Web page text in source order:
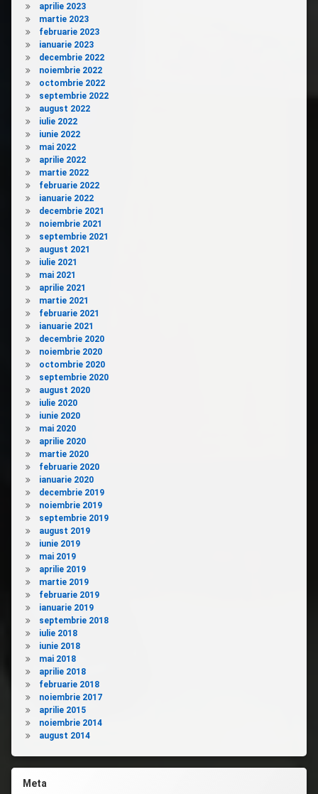
aprilie 2023
martie 2023
februarie 2023
ianuarie 2023
decembrie 2022
noiembrie 2022
octombrie 2022
septembrie 2022
august 2022
iulie 2022
iunie 2022
mai 2022
aprilie 2022
martie 2022
februarie 2022
ianuarie 2022
decembrie 2021
noiembrie 2021
septembrie 2021
august 2021
iulie 2021
mai 2021
aprilie 2021
martie 2021
februarie 2021
ianuarie 2021
decembrie 2020
noiembrie 2020
octombrie 2020
septembrie 2020
august 2020
iulie 2020
iunie 2020
mai 2020
aprilie 2020
martie 2020
februarie 2020
ianuarie 2020
decembrie 2019
noiembrie 2019
septembrie 2019
august 2019
iunie 2019
mai 2019
aprilie 2019
martie 2019
februarie 2019
ianuarie 2019
septembrie 2018
iulie 2018
iunie 2018
mai 2018
aprilie 2018
februarie 2018
noiembrie 2017
aprilie 2015
noiembrie 2014
august 2014
Meta